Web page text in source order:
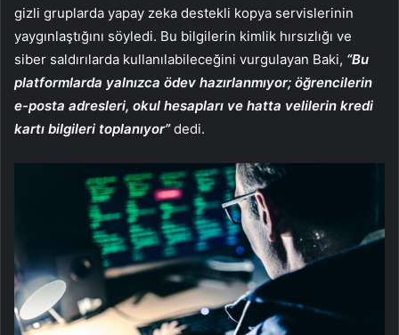
gizli gruplarda yapay zeka destekli kopya servislerinin
yaygınlaştığını söyledi. Bu bilgilerin kimlik hırsızlığı ve
siber saldırılarda kullanılabileceğini vurgulayan Baki, “Bu
platformlarda yalnızca ödev hazırlanmıyor; öğrencilerin
e-posta adresleri, okul hesapları ve hatta velilerin kredi
kartı bilgileri toplanıyor”dedi.